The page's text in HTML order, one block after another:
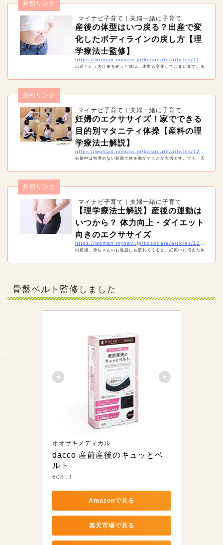
マイナビ子育て｜夫婦一緒に子育て
外部リンク
産後の体型はいつ戻る？出産で変
化したボディラインの戻し方【理
学療法士監修】
https://woman.mynavi.jp/kosodate/articles/11428
出産という大仕事を終えた体は、体型も変化してしまいます。あ
マイナビ子育て｜夫婦一緒に子育て
外部リンク
妊婦のエクササイズ！家でできる
目的別マタニティ体操【産科の理
学療法士解説】
https://woman.mynavi.jp/kosodate/articles/12263
妊娠中は無理のない範囲で体を動かすことが大切です。でも、天
マイナビ子育て｜夫婦一緒に子育て
外部リンク
【理学療法士解説】産後の運動は
いつから？ 体力向上・ダイエット
向きのエクササイズ
https://woman.mynavi.jp/kosodate/articles/12984
出産後、赤ちゃんのお世話にも慣れてくると、妊娠中に増えた体
骨盤ベルト監修しました
オオサキメディカル
dacco 産前産後のキュッとベ
ルト
60813
Amazonで見る
楽天市場で見る